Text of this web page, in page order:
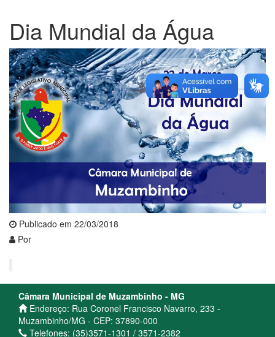
Dia Mundial da Água
Publicado em 22/03/2018
Por
Câmara Municipal de Muzambinho - MG
Endereço: Rua Coronel Francisco Navarro, 233 -
Muzambinho/MG - CEP: 37890-000
Telefones: (35)3571-1301 / 3571-2382